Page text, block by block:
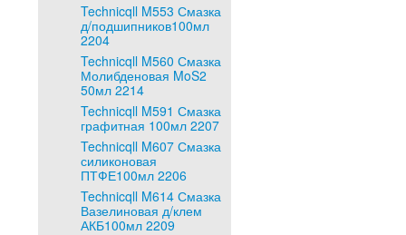
Technicqll M553 Смазка
д/подшипников100мл
2204
Technicqll M560 Смазка
Молибденовая MoS2
50мл 2214
Technicqll M591 Смазка
графитная 100мл 2207
Technicqll M607 Смазка
силиконовая
ПТФЕ100мл 2206
Technicqll M614 Смазка
Вазелиновая д/клем
АКБ100мл 2209